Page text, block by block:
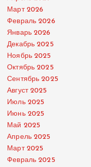
Март 2026
Февраль 2026
Январь 2026
Декабрь 2025
Ноябрь 2025
Октябрь 2025
Сентябрь 2025
Август 2025
Июль 2025
Июнь 2025
Май 2025
Апрель 2025
Март 2025
Февраль 2025